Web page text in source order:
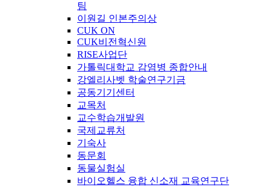
팀
이원길 인본주의상
CUK ON
CUK비전혁신원
RISE사업단
가톨릭대학교 감염병 종합안내
강엘리사벳 학술연구기금
공동기기센터
교목처
교수학습개발원
국제교류처
기숙사
동문회
동물실험실
바이오헬스 융합 신소재 교육연구단